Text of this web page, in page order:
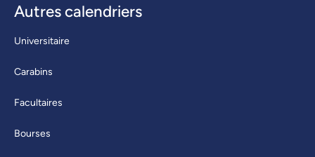
Autres calendriers
Universitaire
Carabins
Facultaires
Bourses